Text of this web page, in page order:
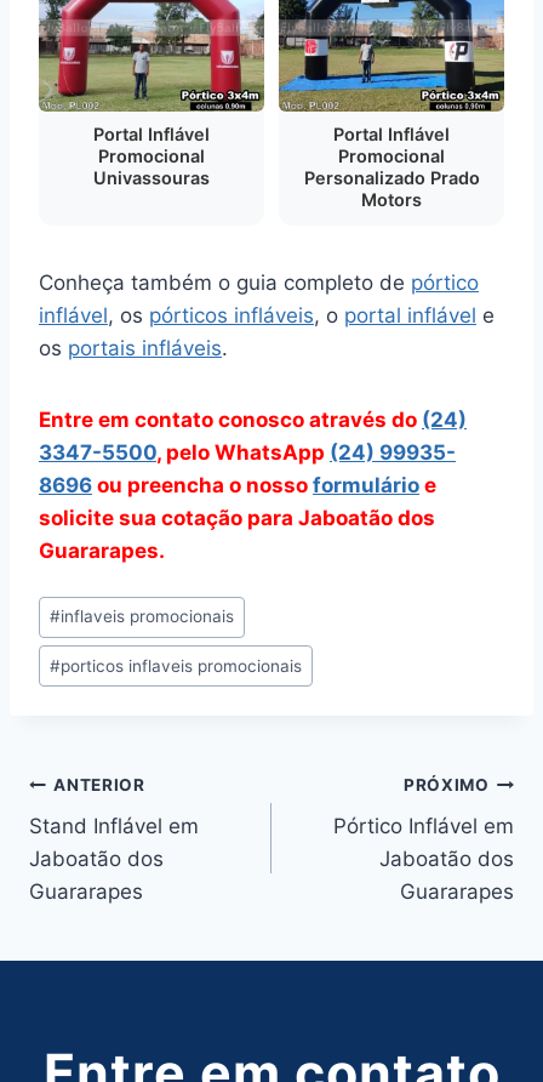
Portal Inflável
Promocional
Univassouras
Portal Inflável
Promocional
Personalizado Prado
Motors
Conheça também o guia completo de pórtico
inflável, os pórticos infláveis, o portal inflável e
os portais infláveis.
Entre em contato conosco através do (24)
3347-5500, pelo WhatsApp (24) 99935-
8696 ou preencha o nosso formulário e
solicite sua cotação para Jaboatão dos
Guararapes.
Tags
do
Post:
#inflaveis promocionais
#porticos inflaveis promocionais
Navegação
de
Post
ANTERIOR
Stand Inflável em
Jaboatão dos
Guararapes
PRÓXIMO
Pórtico Inflável em
Jaboatão dos
Guararapes